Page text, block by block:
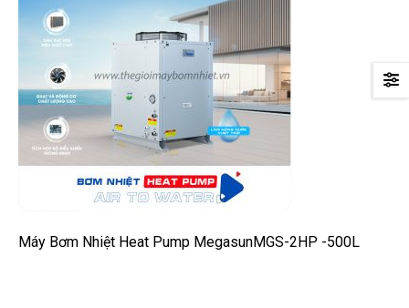
Máy Bơm Nhiệt Heat Pump MegasunMGS-2HP -500L